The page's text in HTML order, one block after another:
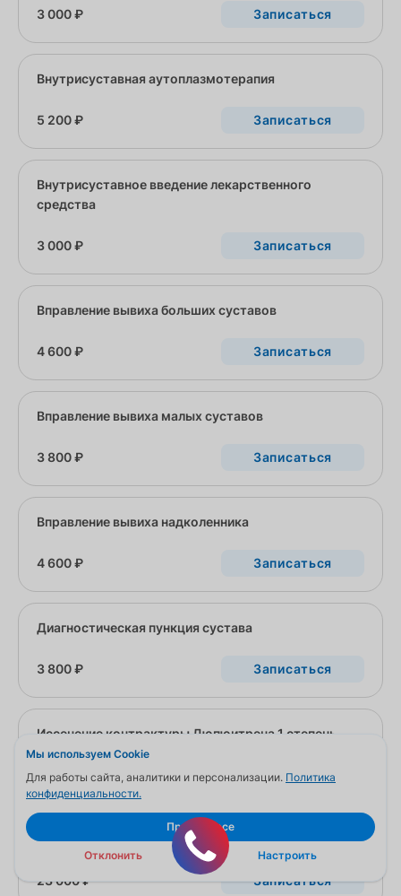
3 000 ₽ Записаться
Внутрисуставная аутоплазмотерапия
5 200 ₽ Записаться
Внутрисуставное введение лекарственного
средства
3 000 ₽ Записаться
Вправление вывиха больших суставов
4 600 ₽ Записаться
Вправление вывиха малых суставов
3 800 ₽ Записаться
Вправление вывиха надколенника
4 600 ₽ Записаться
Диагностическая пункция сустава
3 800 ₽ Записаться
Иссечение контрактуры Дюпюитрена 1 степень
20 000 ₽ Записаться
Иссечение контрактуры Дюпюитрена 2 степень
23 000 ₽ Записаться
Мы используем Cookie
Для работы сайта, аналитики и персонализации. Политика
конфиденциальности.
Отклонить Настроить
Принять все